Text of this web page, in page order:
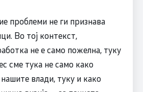
проблеми не ги признава
Во тој контекст,
не е само пожелна, туку
сме тука не само како
влади, туку и како